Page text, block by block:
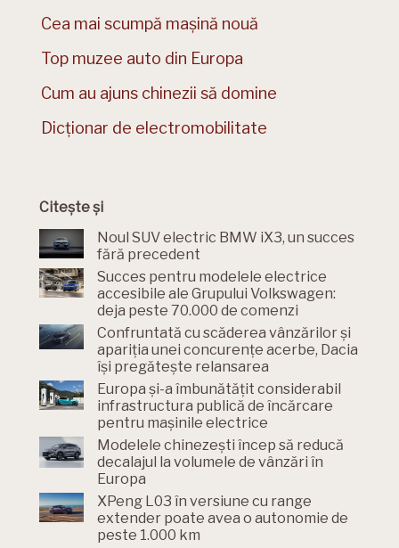
Cea mai scumpă mașină nouă
Top muzee auto din Europa
Cum au ajuns chinezii să domine
Dicționar de electromobilitate
Citește și
Noul SUV electric BMW iX3, un succes
fără precedent
Succes pentru modelele electrice
accesibile ale Grupului Volkswagen:
deja peste 70.000 de comenzi
Confruntată cu scăderea vânzărilor și
apariția unei concurențe acerbe, Dacia
își pregătește relansarea
Europa și-a îmbunătățit considerabil
infrastructura publică de încărcare
pentru mașinile electrice
Modelele chinezești încep să reducă
decalajul la volumele de vânzări în
Europa
XPeng L03 în versiune cu range
extender poate avea o autonomie de
peste 1.000 km